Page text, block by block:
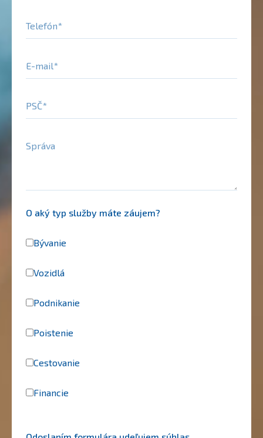
Telefón
E-mail
PSČ
Správa
O aký typ služby máte záujem?
Bývanie
Vozidlá
Podnikanie
Poistenie
Cestovanie
Financie